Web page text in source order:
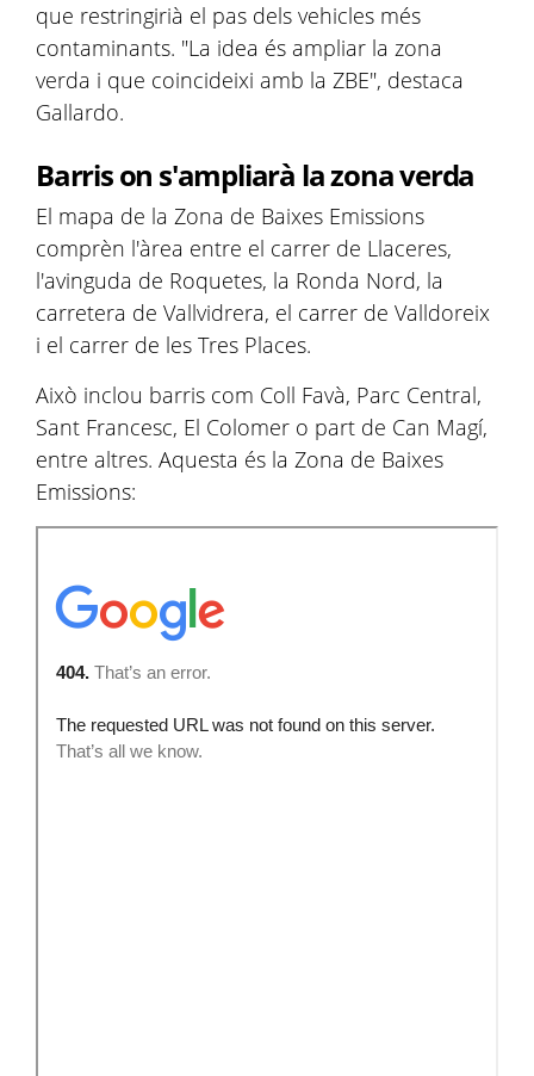
que restringirià el pas dels vehicles més
contaminants. "La idea és ampliar la zona
verda i que coincideixi amb la ZBE", destaca
Gallardo.
Barris on s'ampliarà la zona verda
El mapa de la Zona de Baixes Emissions
comprèn l'àrea entre el carrer de Llaceres,
l'avinguda de Roquetes, la Ronda Nord, la
carretera de Vallvidrera, el carrer de Valldoreix
i el carrer de les Tres Places.
Això inclou barris com Coll Favà, Parc Central,
Sant Francesc, El Colomer o part de Can Magí,
entre altres. Aquesta és la Zona de Baixes
Emissions: